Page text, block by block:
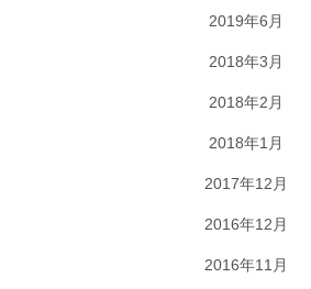
2019年6月
2018年3月
2018年2月
2018年1月
2017年12月
2016年12月
2016年11月